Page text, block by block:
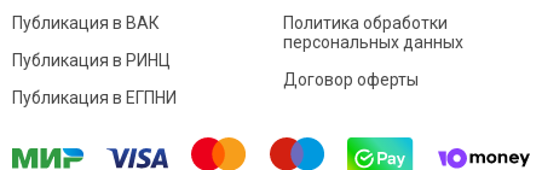
Публикация в ВАК
Публикация в РИНЦ
Публикация в ЕГПНИ
Политика обработки
персональных данных
Договор оферты